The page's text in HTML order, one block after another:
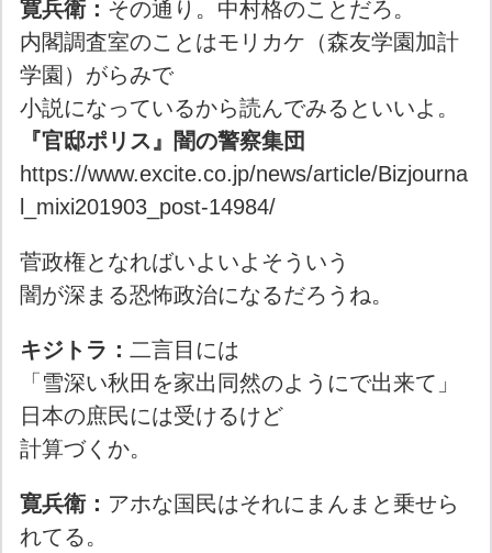
寛兵衛： その通り。中村格のことだろ。
内閣調査室のことはモリカケ（森友学園加計
学園）がらみで
小説になっているから読んでみるといいよ。
『官邸ポリス』闇の警察集団
https://www.excite.co.jp/news/article/Bizjourna
l_mixi201903_post-14984/
菅政権となればいよいよそういう
闇が深まる恐怖政治になるだろうね。
キジトラ：二言目には
「雪深い秋田を家出同然のようにで出来て」
日本の庶民には受けるけど
計算づくか。
寛兵衛： アホな国民はそれにまんまと乗せら
れてる。